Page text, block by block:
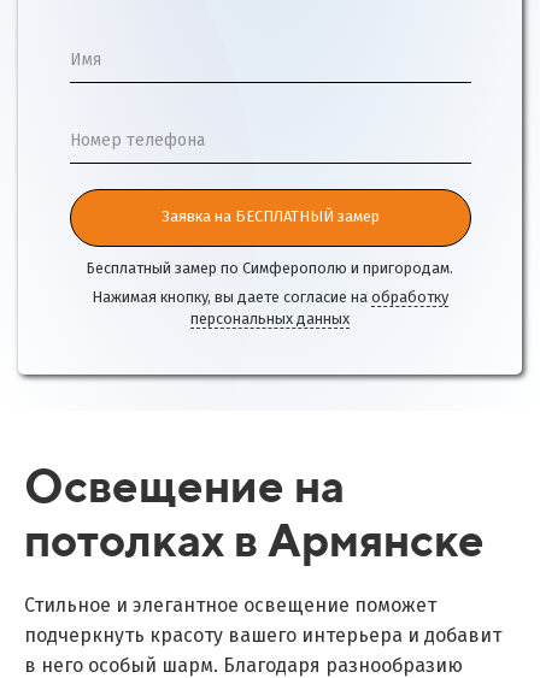
Имя
Номер телефона
Заявка на БЕСПЛАТНЫЙ замер
Бесплатный замер по Симферополю и пригородам.
Нажимая кнопку, вы даете согласие на обработку
персональных данных
Освещение на
потолках в Армянске
Стильное и элегантное освещение поможет
подчеркнуть красоту вашего интерьера и добавит
в него особый шарм. Благодаря разнообразию